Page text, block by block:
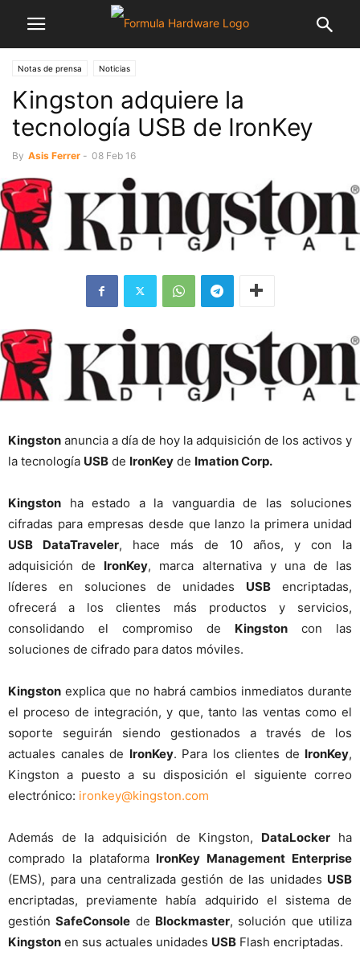
Notas de prensa Noticias
Kingston adquiere la
tecnología USB de IronKey
By Asis Ferrer - 08 Feb 16
Kingston anuncia a día de hoy la adquisición de los activos y
la tecnología USB de IronKey de Imation Corp.
Kingston ha estado a la vanguardia de las soluciones
cifradas para empresas desde que lanzo la primera unidad
USB DataTraveler, hace más de 10 años, y con la
adquisición de IronKey, marca alternativa y una de las
líderes en soluciones de unidades USB encriptadas,
ofrecerá a los clientes más productos y servicios,
consolidando el compromiso de Kingston con las
soluciones de cifrado para datos móviles.
Kingston explica que no habrá cambios inmediatos durante
el proceso de integración, y que, tanto las ventas como el
soporte seguirán siendo gestionados a través de los
actuales canales de IronKey. Para los clientes de IronKey,
Kingston a puesto a su disposición el siguiente correo
electrónico: ironkey@kingston.com
Además de la adquisición de Kingston, DataLockerha
comprado la plataforma IronKey Management Enterprise
(EMS), para una centralizada gestión de las unidades USB
encriptadas, previamente había adquirido el sistema de
gestiónSafeConsole de Blockmaster, solución que utiliza
Kingston en sus actuales unidades USB Flash encriptadas.